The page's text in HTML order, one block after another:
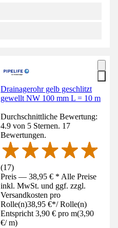
Drainagerohr gelb geschlitzt
gewellt NW 100 mm L = 10 m
Durchschnittliche Bewertung:
4.9 von 5 Sternen. 17
Bewertungen.
(17)
Preis — 38,95 € * Alle Preise
inkl. MwSt. und ggf. zzgl.
Versandkosten pro
Rolle(n)38,95 €*/ Rolle(n)
Entspricht 3,90 € pro m(3,90
€/ m)